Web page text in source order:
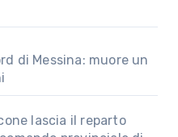
di Messina: muore un
lascia il reparto